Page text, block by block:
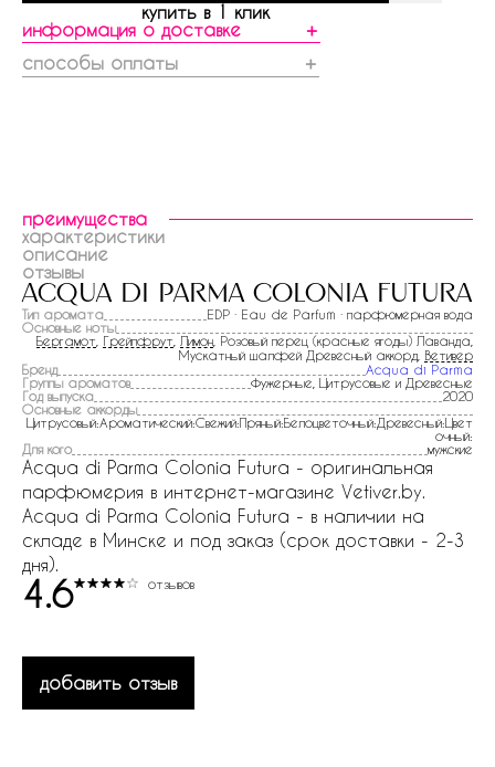
купить в 1 клик
информация о доставке
＋
способы оплаты
＋
преимущества
характеристики
описание
отзывы
acqua di parma colonia futura
Тип аромата
EDP · Eau de Parfum · парфюмерная вода
Основные ноты
Бергамот Грейпфрут Лимон , Розовый перец (красные ягоды) Лаванда,
Мускатный шалфей Древесный аккорд, Ветивер
Бренд
Acqua di Parma
Группы ароматов
Фужерные, Цитрусовые и Древесные
Год выпуска
2020
Основные аккорды
Цитрусовый:Ароматический:Свежий:Пряный:Белоцветочный:Древесный:Цвет
очный:
Для кого
мужские
Acqua di Parma Colonia Futura - оригинальная
парфюмерия в интернет-магазине Vetiver.by.
Acqua di Parma Colonia Futura - в наличии на
складе в Минске и под заказ (срок доставки - 2-3
дня).
4.6 отзывов
добавить отзыв